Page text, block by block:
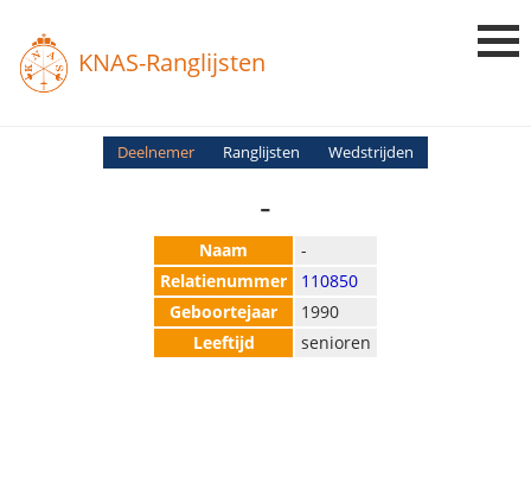
KNAS-Ranglijsten
Login
Deelnemer Ranglijsten Wedstrijden
-
Naam
-
Relatienummer
110850
Geboortejaar
1990
Leeftijd
senioren